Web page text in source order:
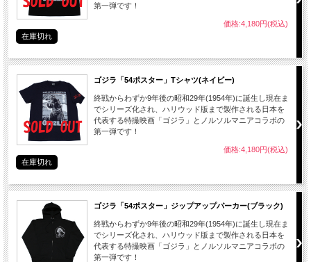
第一弾です！
価格:4,180円(税込)
在庫切れ
ゴジラ「54ポスター」Tシャツ(ネイビー)
終戦からわずか9年後の昭和29年(1954年)に誕生し現在ま
でシリーズ化され、ハリウッド版まで製作される日本を
代表する特撮映画「ゴジラ」とノルソルマニアコラボの
第一弾です！
価格:4,180円(税込)
在庫切れ
ゴジラ「54ポスター」ジップアップパーカー(ブラック)
終戦からわずか9年後の昭和29年(1954年)に誕生し現在ま
でシリーズ化され、ハリウッド版まで製作される日本を
代表する特撮映画「ゴジラ」とノルソルマニアコラボの
第一弾です！